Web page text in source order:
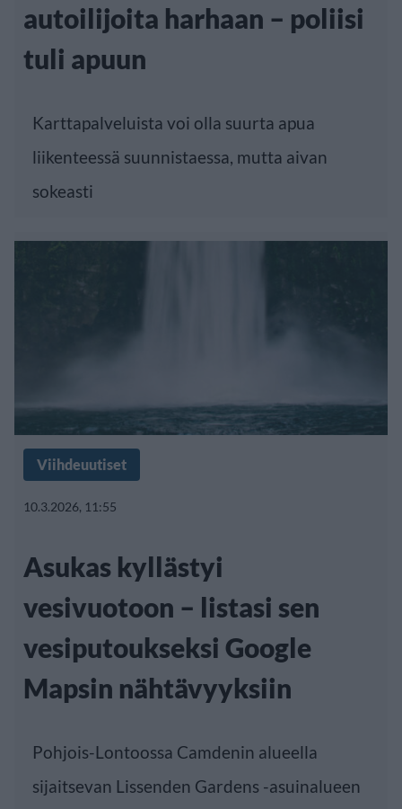
autoilijoita harhaan – poliisi
tuli apuun
Karttapalveluista voi olla suurta apua
liikenteessä suunnistaessa, mutta aivan
sokeasti
Viihdeuutiset
10.3.2026, 11:55
Asukas kyllästyi
vesivuotoon – listasi sen
vesiputoukseksi Google
Mapsin nähtävyyksiin
Pohjois-Lontoossa Camdenin alueella
sijaitsevan Lissenden Gardens -asuinalueen